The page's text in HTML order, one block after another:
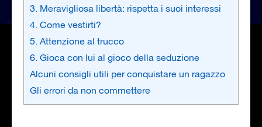
3. Meravigliosa libertà: rispetta i suoi interessi
4. Come vestirti?
5. Attenzione al trucco
6. Gioca con lui al gioco della seduzione
Alcuni consigli utili per conquistare un ragazzo
Gli errori da non commettere